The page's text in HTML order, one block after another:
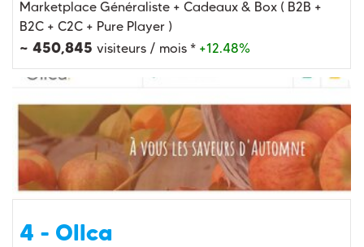
Marketplace Généraliste + Cadeaux & Box ( B2B +
B2C + C2C + Pure Player )
~ 450,845 visiteurs / mois * +12.48%
4 - Ollca